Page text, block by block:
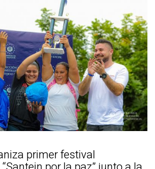
primer festival